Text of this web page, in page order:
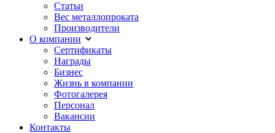
Статьи
Вес металлопроката
Производители
О компании
Сертификаты
Награды
Бизнес
Жизнь в компании
Фотогалерея
Персонал
Вакансии
Контакты